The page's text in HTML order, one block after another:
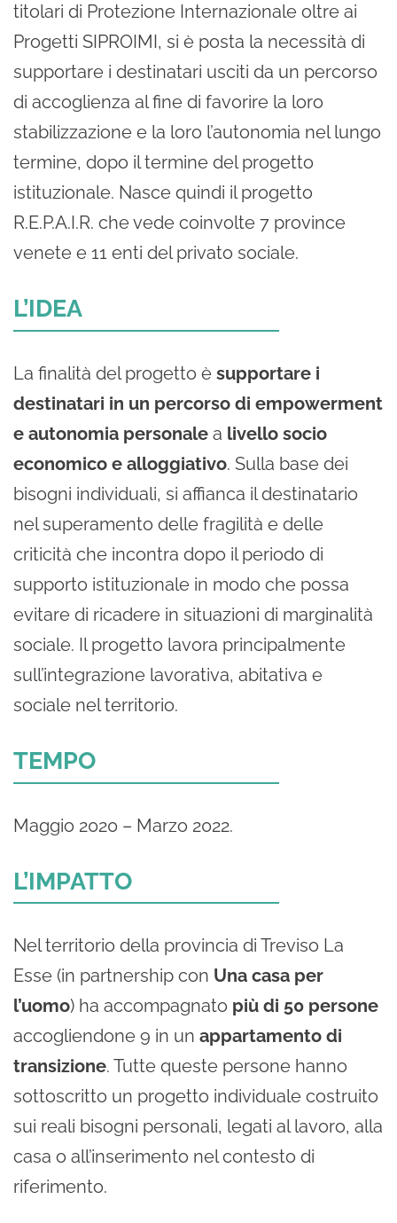
titolari di Protezione Internazionale oltre ai
Progetti SIPROIMI, si è posta la necessità di
supportare i destinatari usciti da un percorso
di accoglienza al fine di favorire la loro
stabilizzazione e la loro l’autonomia nel lungo
termine, dopo il termine del progetto
istituzionale. Nasce quindi il progetto
R.E.P.A.I.R. che vede coinvolte 7 province
venete e 11 enti del privato sociale.
L’IDEA
La finalità del progetto è supportare i
destinatari in un percorso di empowerment
e autonomia personale a livello socio
economico e alloggiativo. Sulla base dei
bisogni individuali, si affianca il destinatario
nel superamento delle fragilità e delle
criticità che incontra dopo il periodo di
supporto istituzionale in modo che possa
evitare di ricadere in situazioni di marginalità
sociale. Il progetto lavora principalmente
sull’integrazione lavorativa, abitativa e
sociale nel territorio.
TEMPO
Maggio 2020 – Marzo 2022.
L’IMPATTO
Nel territorio della provincia di Treviso La
Esse (in partnership con Una casa per
l’uomo) ha accompagnato più di 50 persone
accogliendone 9 in un appartamento di
transizione. Tutte queste persone hanno
sottoscritto un progetto individuale costruito
sui reali bisogni personali, legati al lavoro, alla
casa o all’inserimento nel contesto di
riferimento.